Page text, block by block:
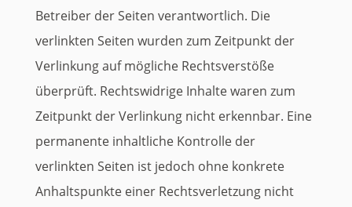
Betreiber der Seiten verantwortlich. Die
verlinkten Seiten wurden zum Zeitpunkt der
Verlinkung auf mögliche Rechtsverstöße
überprüft. Rechtswidrige Inhalte waren zum
Zeitpunkt der Verlinkung nicht erkennbar. Eine
permanente inhaltliche Kontrolle der
verlinkten Seiten ist jedoch ohne konkrete
Anhaltspunkte einer Rechtsverletzung nicht